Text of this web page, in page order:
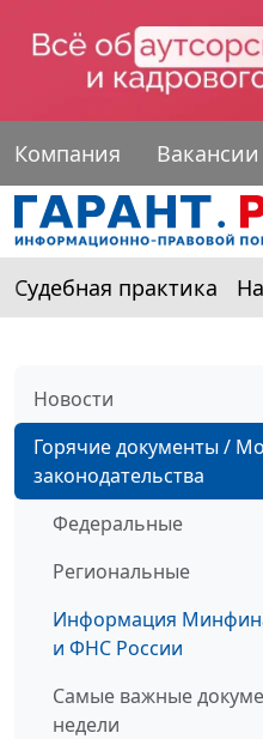
Компания Вакансии
Судебная практика
Новости
Горячие документы /
законодательства
Федеральные
Региональные
Информация
и ФНС России
Самые важные
недели